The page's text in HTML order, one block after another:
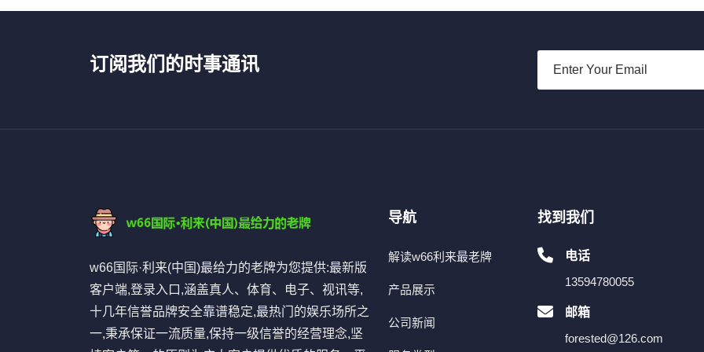
订阅我们的时事通讯
w66国际·利来(中国)最给力的老牌为您提供:最新版
客户端,登录入口,涵盖真人、体育、电子、视讯等,
十几年信誉品牌安全靠谱稳定,最热门的娱乐场所之
一,秉承保证一流质量,保持一级信誉的经营理念,坚
导航
解读w66利来最老牌
产品展示
公司新闻
找到我们
电话
13594780055
邮箱
forested@126.com